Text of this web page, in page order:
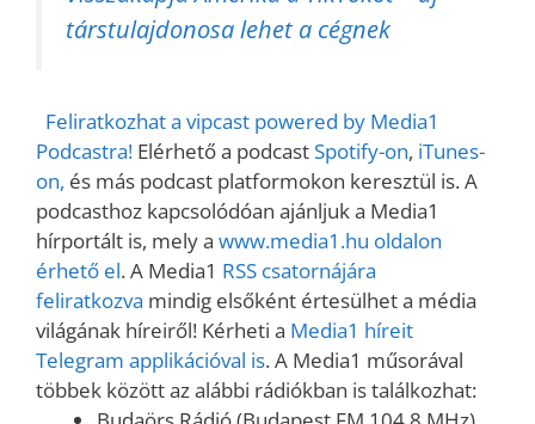
társtulajdonosa lehet a cégnek
Feliratkozhat a vipcast powered by Media1
Podcastra! Elérhető a podcastSpotify-on, iTunes-
on, és más podcast platformokon keresztül is. A
podcasthoz kapcsolódóan ajánljuk a Media1
hírportált is, mely a www.media1.hu oldalon
érhető el. A Media1 RSS csatornájára
feliratkozva mindig elsőként értesülhet a média
világának híreiről! Kérheti a Media1 híreit
Telegram applikációval is. A Media1 műsorával
többek között az alábbi rádiókban is találkozhat: